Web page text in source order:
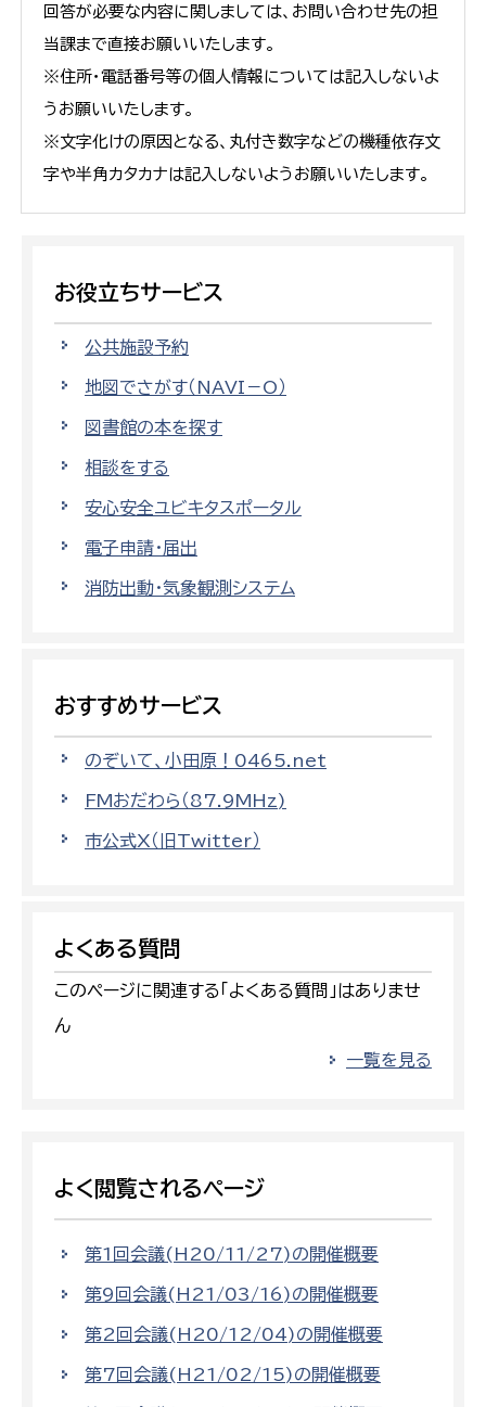
回答が必要な内容に関しましては、お問い合わせ先の担
当課まで直接お願いいたします。
※住所・電話番号等の個人情報については記入しないよ
うお願いいたします。
※文字化けの原因となる、丸付き数字などの機種依存文
字や半角カタカナは記入しないようお願いいたします。
お役立ちサービス
公共施設予約
地図でさがす（NAVI－O）
図書館の本を探す
相談をする
安心安全ユビキタスポータル
電子申請・届出
消防出動・気象観測システム
おすすめサービス
のぞいて、小田原！0465.net
FMおだわら（87.9MHz)
市公式X（旧Twitter）
よくある質問
このページに関連する「よくある質問」はありませ
ん
一覧を見る
よく閲覧されるページ
第1回会議(H20/11/27)の開催概要
第9回会議(H21/03/16)の開催概要
第2回会議(H20/12/04)の開催概要
第7回会議(H21/02/15)の開催概要